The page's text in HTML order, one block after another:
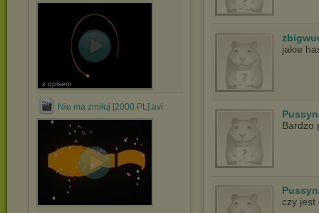
z opisem
Nie ma zmiłuj [2000 PL].avi
jakie
Bardzo
czy jest